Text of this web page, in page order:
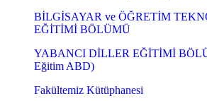
BİLGİSAYAR ve ÖĞRETİM
EĞİTİMİ BÖLÜMÜ
YABANCI DİLLER EĞİTİMİ
Eğitim ABD)
Fakültemiz Kütüphanesi